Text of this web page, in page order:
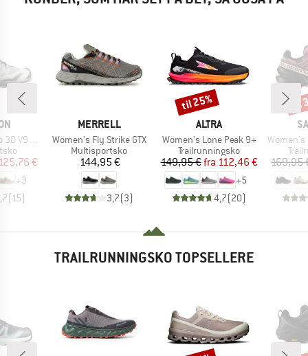
V9 GTX
pris
€
+3
(15)
MÆRKE
MERRELL
Artikel
Women's Fly Strike GTX
Produktgruppe
Multisportsko
Pris
144,95 €
3,7(3)
MÆRKE
ALTRA
Artikel
Women's Lone Peak 9+
Produktgruppe
Trailrunningsko
Pris
149,95 € Nedsat pris
fra 112,46 €
+5
4,7(20)
Rabat
til 25%
Artikel
Women's
169,95
TRAILRUNNINGSKO TOPSELLERE